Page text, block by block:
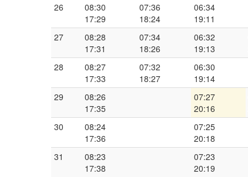
26
08:30
17:29
07:36
18:24
06:34
19:11
27
08:28
17:31
07:34
18:26
06:32
19:13
28
08:27
17:33
07:32
18:27
06:30
19:14
29
08:26
17:35
07:27
20:16
30
08:24
17:36
07:25
20:18
31
08:23
17:38
07:23
20:19